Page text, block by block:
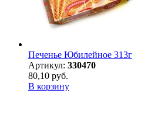
Печенье Юбилейное 313г
Артикул: 330470
80,10 руб.
В корзину